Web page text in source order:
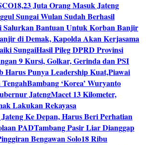
18,23 Juta Orang Masuk Jateng
Sungai Wulan Sudah Berhasil
Salurkan Bantuan Untuk Korban Banjir
di Demak, Kapolda Akan Kerjasama
SungaiHasil Pileg DPRD Provinsi
9 Kursi, Golkar, Gerinda dan PSI
Harus Punya Leadership Kuat,Piawai
TengahBambang ‘Korea’ Wuryanto
JatengMacet 13 Kilometer,
Lakukan Rekayasa
Ke Depan, Harus Beri Perhatian
PADTambang Pasir Liar Dianggap
Bengawan Solo18 Ribu